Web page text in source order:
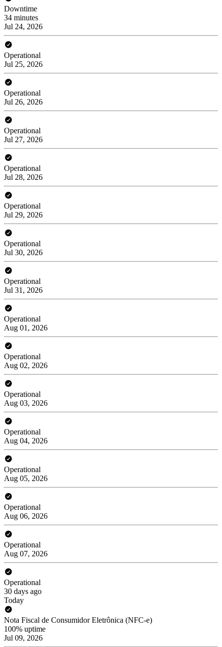
Downtime
34 minutes
Jul 24, 2026
Operational
Jul 25, 2026
Operational
Jul 26, 2026
Operational
Jul 27, 2026
Operational
Jul 28, 2026
Operational
Jul 29, 2026
Operational
Jul 30, 2026
Operational
Jul 31, 2026
Operational
Aug 01, 2026
Operational
Aug 02, 2026
Operational
Aug 03, 2026
Operational
Aug 04, 2026
Operational
Aug 05, 2026
Operational
Aug 06, 2026
Operational
Aug 07, 2026
Operational
30 days ago
Today
Nota Fiscal de Consumidor Eletrônica (NFC-e)
100% uptime
Jul 09, 2026